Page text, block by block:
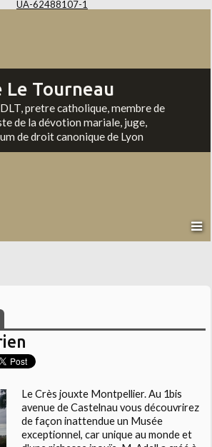
UA-62488107-1
Tourneau
pretre catholique, membre de
de la dévotion mariale, juge,
de droit canonique de Lyon
Le Crès jouxte Montpellier. Au 1bis
avenue de Castelnau vous découvrirez
de façon inattendue un Musée
exceptionnel, car unique au monde et